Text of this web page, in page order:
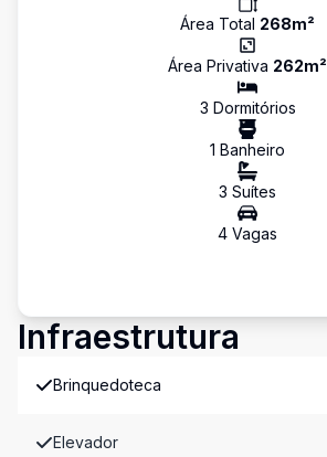
Área Total 268m²
Área Privativa 262m²
3 Dormitórios
1 Banheiro
3 Suítes
4 Vagas
Infraestrutura
Brinquedoteca
Elevador